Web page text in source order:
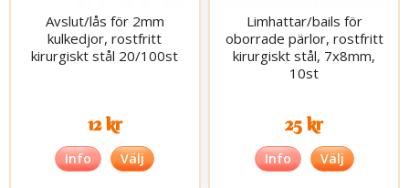
Avslut/lås för 2mm
kulkedjor, rostfritt
kirurgiskt stål 20/100st
12 kr
Info Välj
Limhattar/bails för
oborrade pärlor, rostfritt
kirurgiskt stål, 7x8mm,
10st
25 kr
Info Välj